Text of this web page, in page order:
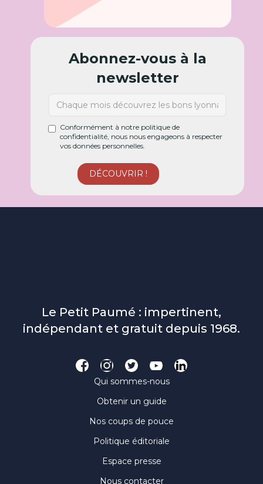
Abonnez-vous à la
newsletter
Conformément à notre politique de
confidentialité, nous nous engageons à respecter
vos données personnelles.
Le Petit Paumé : impertinent,
indépendant et gratuit depuis 1968.
Qui sommes-nous
Obtenir un guide
Nos coups de pouce
Politique éditoriale
Espace presse
Nous contacter